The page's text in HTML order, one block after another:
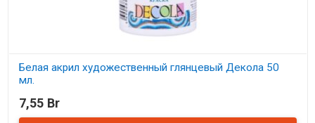
Белая акрил художественный глянцевый Декола 50
мл.
В наличии
7,55 Br